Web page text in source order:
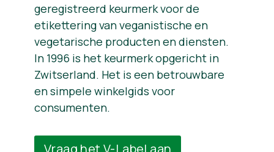
geregistreerd keurmerk voor de
etikettering van veganistische en
vegetarische producten en diensten.
In 1996 is het keurmerk opgericht in
Zwitserland. Het is een betrouwbare
en simpele winkelgids voor
consumenten.
Vraag het V-Label aan